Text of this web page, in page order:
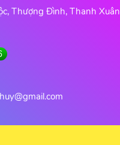
Thượng Đình, Thanh Xuân